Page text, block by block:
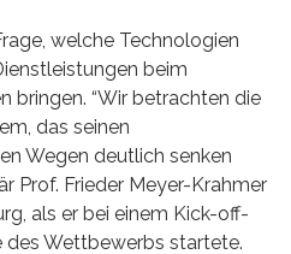
welche Technologien
beim
bringen. “Wir betrachten die
das seinen
Wegen deutlich senken
Prof. Frieder Meyer-Krahmer
als er bei einem Kick-off-
des Wettbewerbs startete.